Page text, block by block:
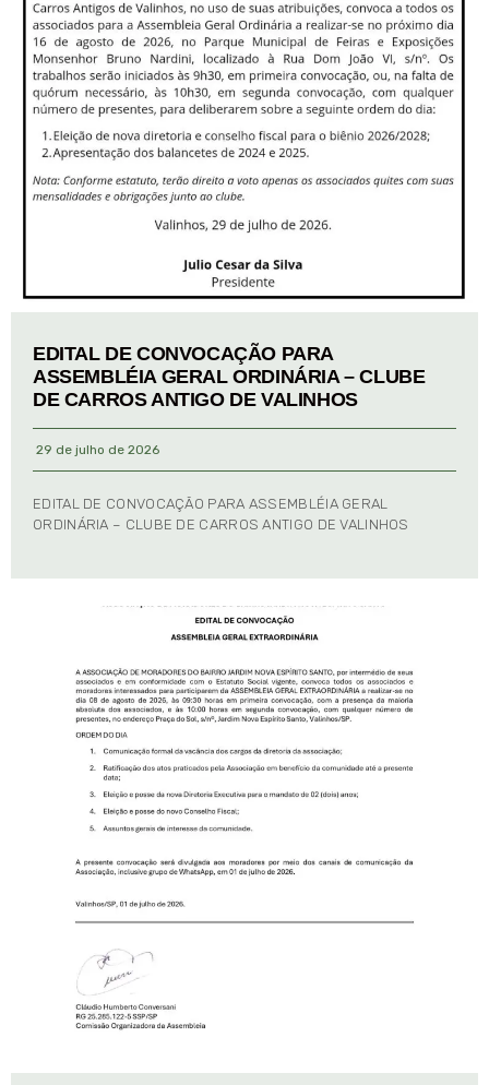
EDITAL DE CONVOCAÇÃO PARA
ASSEMBLÉIA GERAL ORDINÁRIA – CLUBE
DE CARROS ANTIGO DE VALINHOS
29 de julho de 2026
EDITAL DE CONVOCAÇÃO PARA ASSEMBLÉIA GERAL
ORDINÁRIA – CLUBE DE CARROS ANTIGO DE VALINHOS